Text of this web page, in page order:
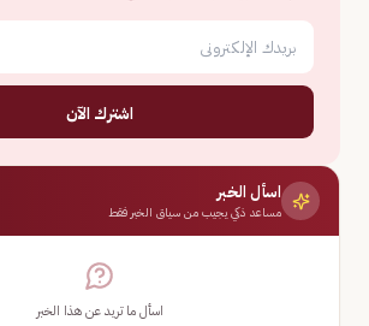
اشترك الآن
اسأل الخبر
مساعد ذكي يجيب من سياق الخبر فقط
اسأل ما تريد عن هذا الخبر